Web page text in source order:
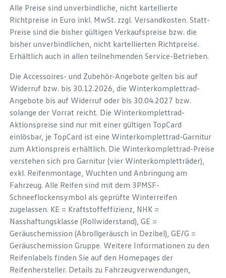
Alle Preise sind unverbindliche, nicht kartellierte
Richtpreise in Euro inkl. MwSt. zzgl. Versandkosten. Statt-
Preise sind die bisher gültigen Verkaufspreise bzw. die
bisher unverbindlichen, nicht kartellierten Richtpreise.
Erhältlich auch in allen teilnehmenden Service-Betrieben.
Die Accessoires- und Zubehör-Angebote gelten bis auf
Widerruf bzw. bis 30.12.2026, die Winterkomplettrad-
Angebote bis auf Widerruf oder bis 30.04.2027 bzw.
solange der Vorrat reicht. Die Winterkomplettrad-
Aktionspreise sind nur mit einer gültigen TopCard
einlösbar, je TopCard ist eine Winterkomplettrad-Garnitur
zum Aktionspreis erhältlich. Die Winterkomplettrad-Preise
verstehen sich pro Garnitur (vier Winterkompletträder),
exkl. Reifenmontage, Wuchten und Anbringung am
Fahrzeug. Alle Reifen sind mit dem 3PMSF-
Schneeflockensymbol als geprüfte Winterreifen
zugelassen. KE = Kraftstoffeffizienz, NHK =
Nasshaftungsklasse (Rollwiderstand), GE =
Geräuschemission (Abrollgeräusch in Dezibel), GE/G =
Geräuschemission Gruppe. Weitere Informationen zu den
Reifenlabels finden Sie auf den Homepages der
Reifenhersteller. Details zu Fahrzeugverwendungen,